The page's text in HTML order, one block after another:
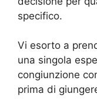
specifico.
Vi esorto a
una singola
congiunzione
prima di